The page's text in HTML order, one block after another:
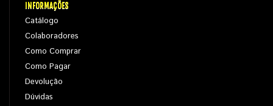
INFORMAÇÕES
Catálogo
Colaboradores
Como Comprar
Como Pagar
Devolução
Dúvidas